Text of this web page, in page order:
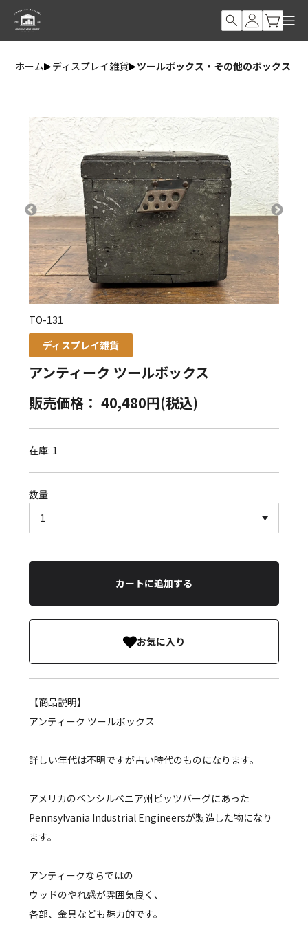
ホーム ディスプレイ雑貨 ツールボックス・その他のボックス
TO-131
ディスプレイ雑貨
アンティーク ツールボックス
販売価格： 40,480円(税込)
在庫: 1
数量
カートに追加する
お気に入り
【商品説明】
アンティーク ツールボックス
詳しい年代は不明ですが古い時代のものになります。
アメリカのペンシルベニア州ピッツバーグにあった
Pennsylvania Industrial Engineersが製造した物になり
ます。
アンティークならではの
ウッドのやれ感が雰囲気良く、
各部、金具なども魅力的です。